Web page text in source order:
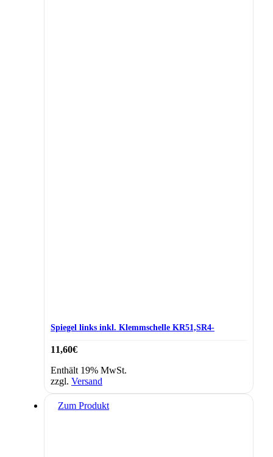
Spiegel links inkl. Klemmschelle KR51,SR4-
11,60€
Enthält 19% MwSt.
zzgl. Versand
Zum Produkt